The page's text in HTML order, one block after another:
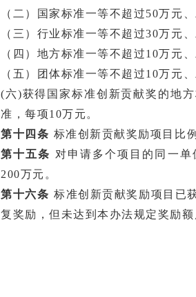
（二）国家标准一等不超过50万元
（三）行业标准一等不超过30万元
（四）地方标准一等不超过10万元
（五）团体标准一等不超过10万元
(六)获得国家标准创新贡献奖的地
准，每项10万元。
第十四条 标准创新贡献奖励项目比
第十五条 对申请多个项目的同一
200万元。
第十六条 标准创新贡献奖励项目已
复奖励，但未达到本办法规定奖励